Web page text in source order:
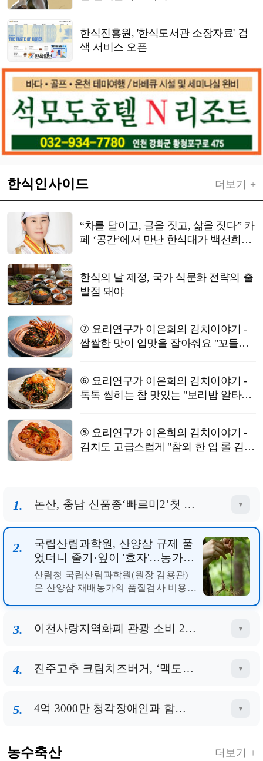
한식진흥원, '한식도서관 소장자료' 검
색 서비스 오픈
한식인사이드 더보기 +
“차를 달이고, 글을 짓고, 삶을 짓다” 카
페 ‘공간’에서 만난 한식대가 백선희의
한식의 날 제정, 국가 식문화 전략의 출
발점 돼야
⑦ 요리연구가 이은희의 김치이야기 -
쌉쌀한 맛이 입맛을 잡아줘요 "꼬들빼
⑥ 요리연구가 이은희의 김치이야기 -
톡톡 씹히는 참 맛있는 "보리밥 알타리
⑤ 요리연구가 이은희의 김치이야기 -
김치도 고급스럽게 "참외 한 입 롤 김
1. 논산, 충남 신품종‘빠르미2’첫 수확 ▼
2. 국립산림과학원, 산양삼 규제 풀었더니 줄기·잎이 '효자'…농가 부담 줄고 가공업체 수익 20% 껑충 ▼
이천사랑지역화폐 관광 소비 21
스타' 운영과 지역화폐의 대대적인 홍
가했다고 밝혔다.이천시 관광 빅데이터
4. 진주고추 크림치즈버거, ‘맥도날드’서 재출시 ▼
5. 4억 3000만 청각장애인과 함께… ‘비욘더사운드 2028’ BTS·블랙핑크 공개 러브콜 화제 ▼
농수축산 더보기 +